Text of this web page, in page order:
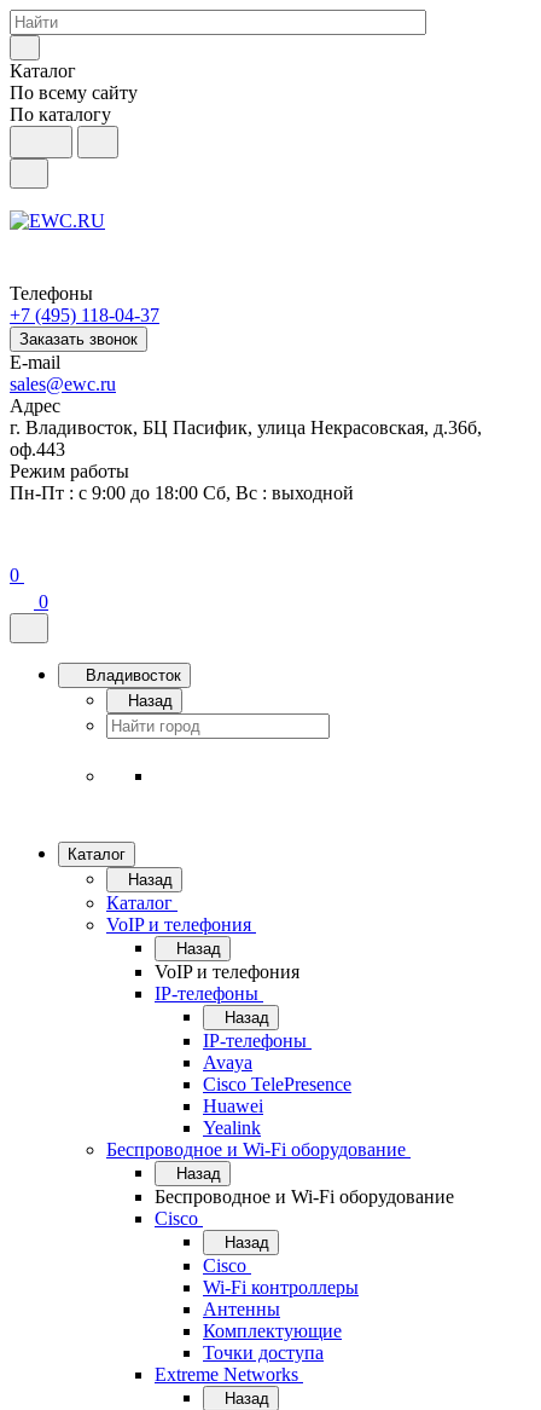
Каталог
По всему сайту
По каталогу
Телефоны
+7 (495) 118-04-37
Заказать звонок
E-mail
sales@ewc.ru
Адрес
г. Владивосток, БЦ Пасифик, улица Некрасовская, д.36б,
оф.443
Режим работы
Пн-Пт : с 9:00 до 18:00 Сб, Вс : выходной
0
0
Владивосток
Назад
Каталог
Назад
Каталог
VoIP и телефония
Назад
VoIP и телефония
IP-телефоны
Назад
IP-телефоны
Avaya
Cisco TelePresence
Huawei
Yealink
Беспроводное и Wi-Fi оборудование
Назад
Беспроводное и Wi-Fi оборудование
Cisco
Назад
Cisco
Wi-Fi контроллеры
Антенны
Комплектующие
Точки доступа
Extreme Networks
Назад